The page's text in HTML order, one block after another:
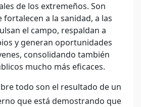
de los extremeños. Son
fortalecen a la sanidad, a las
el campo, respaldan a
y generan oportunidades
consolidando también
mucho más eficaces.
todo son el resultado de un
que está demostrando que